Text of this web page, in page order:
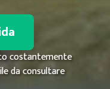
costantemente
da consultare